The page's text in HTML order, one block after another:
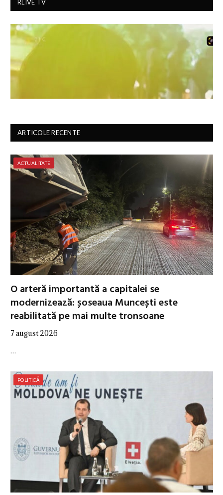
RLIVE TV
ARTICOLE RECENTE
ACTUALITATE
O arteră importantă a capitalei se
modernizează: șoseaua Muncești este
reabilitată pe mai multe tronsoane
7 august 2026
…
POLITICĂ